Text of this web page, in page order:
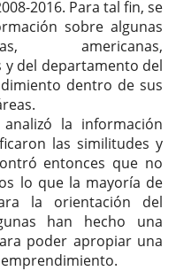
2016. Para tal fin, se
sobre algunas
americanas,
y del departamento del
dentro de sus
la información
las similitudes y
entonces que no
lo que la mayoría de
la orientación del
han hecho una
poder apropiar una